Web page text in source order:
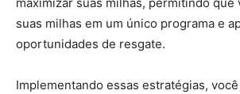
suas milhas em um único programa e
oportunidades de resgate.
Implementando essas estratégias,